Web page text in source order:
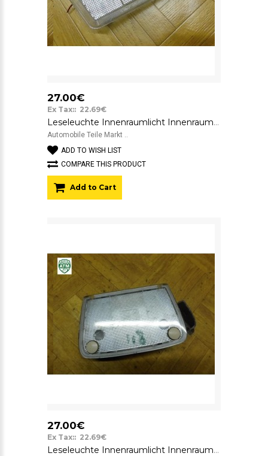
27.00€
Ex Tax:: 22.69€
Leseleuchte Innenraumlicht Innenraumbeleuchtung Opel Corsa C
Automobile Teile Markt ..
ADD TO WISH LIST
COMPARE THIS PRODUCT
Add to Cart
27.00€
Ex Tax:: 22.69€
Leseleuchte Innenraumlicht Innenraumbeleuchtung Opel Corsa C Socop